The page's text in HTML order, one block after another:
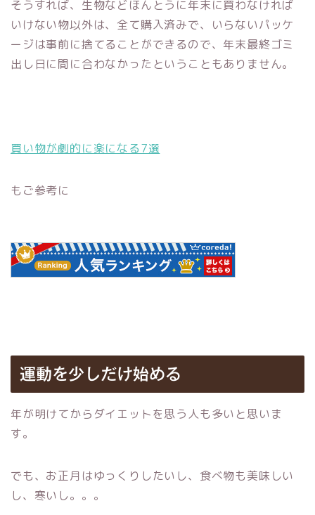
そうすれば、生物などほんとうに年末に買わなければ
いけない物以外は、全て購入済みで、いらないパッケ
ージは事前に捨てることができるので、年末最終ゴミ
出し日に間に合わなかったということもありません。
買い物が劇的に楽になる7選
もご参考に
運動を少しだけ始める
年が明けてからダイエットを思う人も多いと思いま
す。
でも、お正月はゆっくりしたいし、食べ物も美味しい
し、寒いし。。。